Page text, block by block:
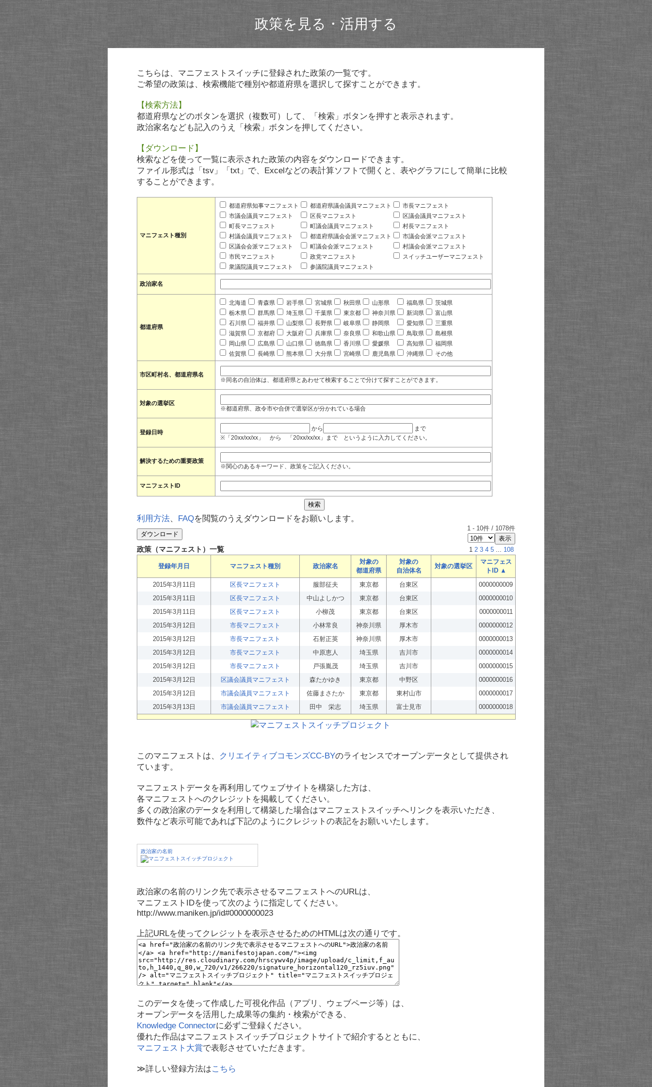
政策を見る・活用する
こちらは、マニフェストスイッチに登録された政策の一覧です。
ご希望の政策は、検索機能で種別や都道府県を選択して探すことができます。
【検索方法】
都道府県などのボタンを選択（複数可）して、「検索」ボタンを押すと表示されます。
政治家名なども記入のうえ「検索」ボタンを押してください。
【ダウンロード】
検索などを使って一覧に表示された政策の内容をダウンロードできます。
ファイル形式は「tsv」「txt」で、Excelなどの表計算ソフトで開くと、表やグラフにして簡単に比較
することができます。
マニフェスト種別
都道府県知事マニフェスト 都道府県議会議員マニフェスト
市長マニフェスト
市議会議員マニフェスト
区長マニフェスト
区議会議員マニフェスト
町長マニフェスト
町議会議員マニフェスト
村長マニフェスト
村議会議員マニフェスト
都道府県議会会派マニフェスト
市議会会派マニフェスト
区議会会派マニフェスト
町議会会派マニフェスト
村議会会派マニフェスト
市民マニフェスト
政党マニフェスト
スイッチユーザーマニフェスト
衆議院議員マニフェスト
参議院議員マニフェスト
政治家名
都道府県
北海道 青森県 岩手県 宮城県 秋田県 山形県 福島県
茨城県
栃木県
群馬県 埼玉県 千葉県 東京都 神奈川県 新潟県
富山県
石川県
福井県 山梨県 長野県 岐阜県 静岡県 愛知県
三重県
滋賀県
京都府 大阪府 兵庫県 奈良県 和歌山県 鳥取県
島根県
岡山県
広島県 山口県 徳島県 香川県 愛媛県 高知県
福岡県
佐賀県
長崎県 熊本県 大分県 宮崎県 鹿児島県 沖縄県 その他
市区町村名、都道府県名
※同名の自治体は、都道府県とあわせて検索することで分けて探すことができます。
対象の選挙区
※都道府県、政令市や合併で選挙区が分かれている場合
登録日時
から
まで
※「20xx/xx/xx」 から 「20xx/xx/xx」まで というように入力してください。
解決するための重要政策
※関心のあるキーワード、政策をご記入ください。
マニフェストID
利用方法、 FAQを閲覧のうえダウンロードをお願いします。
1 - 10件 / 1078件
政策（マニフェスト）一覧 1 2 3 4 5 ... 108
登録年月日 マニフェスト種別 政治家名
対象の
都道府県
対象の
自治体名
対象の選挙区
マニフェス
トID ▲
2015年3月11日
区長マニフェスト 服部征夫 東京都 台東区
0000000009
2015年3月11日
区長マニフェスト 中山よしかつ 東京都 台東区
0000000010
2015年3月11日
区長マニフェスト 小柳茂 東京都 台東区
0000000011
2015年3月12日
市長マニフェスト 小林常良 神奈川県 厚木市
0000000012
2015年3月12日
市長マニフェスト 石射正英 神奈川県 厚木市
0000000013
2015年3月12日
市長マニフェスト 中原恵人 埼玉県 吉川市
0000000014
2015年3月12日
市長マニフェスト 戸張胤茂 埼玉県 吉川市
0000000015
2015年3月12日
区議会議員マニフェスト 森たかゆき 東京都 中野区
0000000016
2015年3月12日
市議会議員マニフェスト 佐藤まさたか 東京都 東村山市
0000000017
2015年3月13日
市議会議員マニフェスト 田中 栄志 埼玉県 富士見市 0000000018
このマニフェストは、 クリエイティブコモンズCC-BYのライセンスでオープンデータとして提供され
ています。
マニフェストデータを再利用してウェブサイトを構築した方は、
各マニフェストへのクレジットを掲載してください。
多くの政治家のデータを利用して構築した場合はマニフェストスイッチへリンクを表示いただき、
数件など表示可能であれば下記のようにクレジットの表記をお願いいたします。
政治家の名前
政治家の名前のリンク先で表示させるマニフェストへのURLは、
マニフェストIDを使って次のように指定してください。
http://www.maniken.jp/id#0000000023
上記URLを使ってクレジットを表示させるためのHTMLは次の通りです。
このデータを使って作成した可視化作品（アプリ、ウェブページ等）は、
オープンデータを活用した成果等の集約・検索ができる、
Knowledge Connectorに必ずご登録ください。
優れた作品はマニフェストスイッチプロジェクトサイトで紹介するとともに、
マニフェスト大賞で表彰させていただきます。
≫詳しい登録方法はこちら